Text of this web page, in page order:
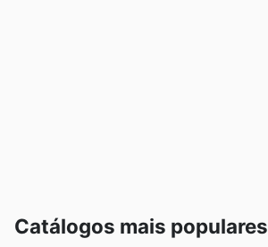
Catálogos mais populares